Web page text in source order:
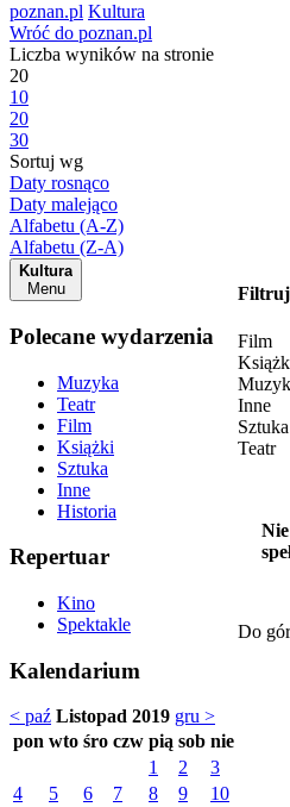
poznan.pl Kultura
Wróć do poznan.pl
Liczba wyników na stronie
20
10
20
30
Sortuj wg
Daty rosnąco
Daty malejąco
Alfabetu (A-Z)
Alfabetu (Z-A)
Kultura
Menu
Polecane wydarzenia
Muzyka
Teatr
Film
Książki
Sztuka
Inne
Historia
Repertuar
Kino
Spektakle
Kalendarium
< paź Listopad 2019 gru >
pon wto śro czw pią sob nie
1
2
3
4
5 6 7 8 9
10
Filtruj
Film
Inne
Sztuka
Teatr
Do